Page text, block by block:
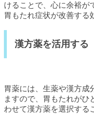
けることで、心に余裕が
胃もたれ症状が改善する
漢方薬を活用する
胃薬には、生薬や漢方成
ますので、胃もたれがひ
わせて漢方薬を選択する